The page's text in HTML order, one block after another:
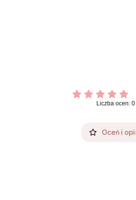
Liczba ocen: 0
Oceń i